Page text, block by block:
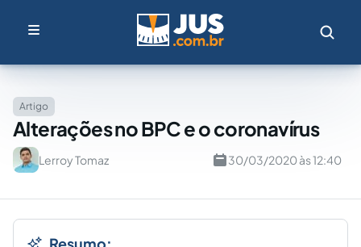
Artigo
Alterações no BPC e o coronavírus
Lerroy Tomaz 30/03/2020 às 12:40